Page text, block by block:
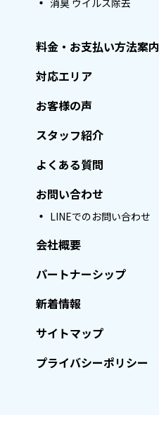
料金・お支払い方法案内
対応エリア
お客様の声
スタッフ紹介
よくある質問
お問い合わせ
LINEでのお問い合わせ
会社概要
パートナーシップ
新着情報
サイトマップ
プライバシーポリシー